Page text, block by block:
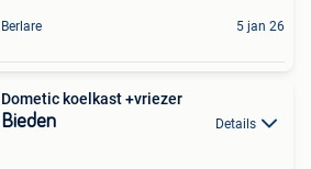
Berlare 5 jan 26
Dometic koelkast +vriezer
Bieden Details